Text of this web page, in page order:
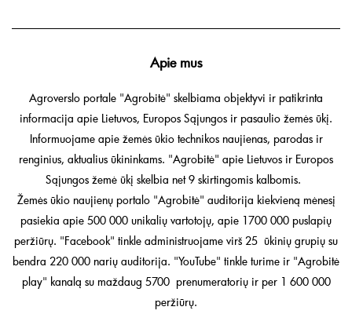
Apie mus
Agroverslo portale "Agrobitė" skelbiama objektyvi ir patikrinta
informacija apie Lietuvos, Europos Sąjungos ir pasaulio žemės ūkį.
Informuojame apie žemės ūkio technikos naujienas, parodas ir
renginius, aktualius ūkininkams. "Agrobitė" apie Lietuvos ir Europos
Sąjungos žemė ūkį skelbia net 9 skirtingomis kalbomis.
Žemės ūkio naujienų portalo "Agrobitė" auditorija kiekvieną mėnesį
pasiekia apie 500 000 unikalių vartotojų, apie 1700 000 puslapių
peržiūrų. "Facebook" tinkle administruojame virš 25 ūkinių grupių su
bendra 220 000 narių auditorija. "YouTube" tinkle turime ir "Agrobitė
play" kanalą su maždaug 5700 prenumeratorių ir per 1 600 000
peržiūrų.